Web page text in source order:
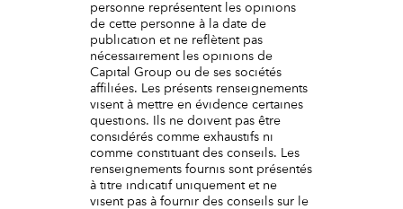
personne représentent les opinions
de cette personne à la date de
publication et ne reflètent pas
nécessairement les opinions de
Capital Group ou de ses sociétés
affiliées. Les présents renseignements
visent à mettre en évidence certaines
questions. Ils ne doivent pas être
considérés comme exhaustifs ni
comme constituant des conseils. Les
renseignements fournis sont présentés
à titre indicatif uniquement et ne
visent pas à fournir des conseils sur le